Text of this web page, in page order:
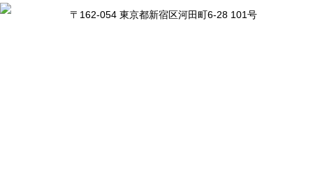
〒162-054 東京都新宿区河田町6-28 101号